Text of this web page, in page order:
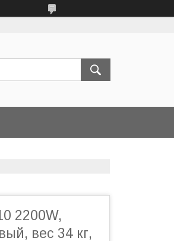
2200W,
вес 34 кг,